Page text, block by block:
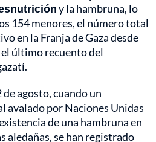
y la hambruna, lo
154 menores, el número total
en la Franja de Gaza desde
último recuento del
agosto, cuando un
avalado por Naciones Unidas
de una hambruna en
aledañas, se han registrado